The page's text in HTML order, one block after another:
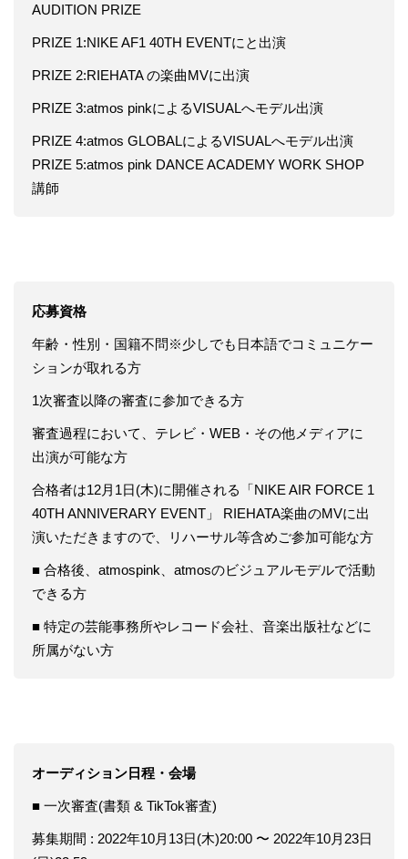
AUDITION PRIZE
PRIZE 1:NIKE AF1 40TH EVENTにと出演
PRIZE 2:RIEHATA の楽曲MVに出演
PRIZE 3:atmos pinkによるVISUALへモデル出演
PRIZE 4:atmos GLOBALによるVISUALへモデル出演
PRIZE 5:atmos pink DANCE ACADEMY WORK SHOP
講師
応募資格
年齢・性別・国籍不問※少しでも日本語でコミュニケー
ションが取れる方
1次審査以降の審査に参加できる方
審査過程において、テレビ・WEB・その他メディアに
出演が可能な方
合格者は12月1日(木)に開催される「NIKE AIR FORCE 1
40TH ANNIVERARY EVENT」 RIEHATA楽曲のMVに出
演いただきますので、リハーサル等含めご参加可能な方
■ 合格後、atmospink、atmosのビジュアルモデルで活動
できる方
■ 特定の芸能事務所やレコード会社、音楽出版社などに
所属がない方
オーディション日程・会場
■ 一次審査(書類 & TikTok審査)
募集期間 : 2022年10月13日(木)20:00 〜 2022年10月23日